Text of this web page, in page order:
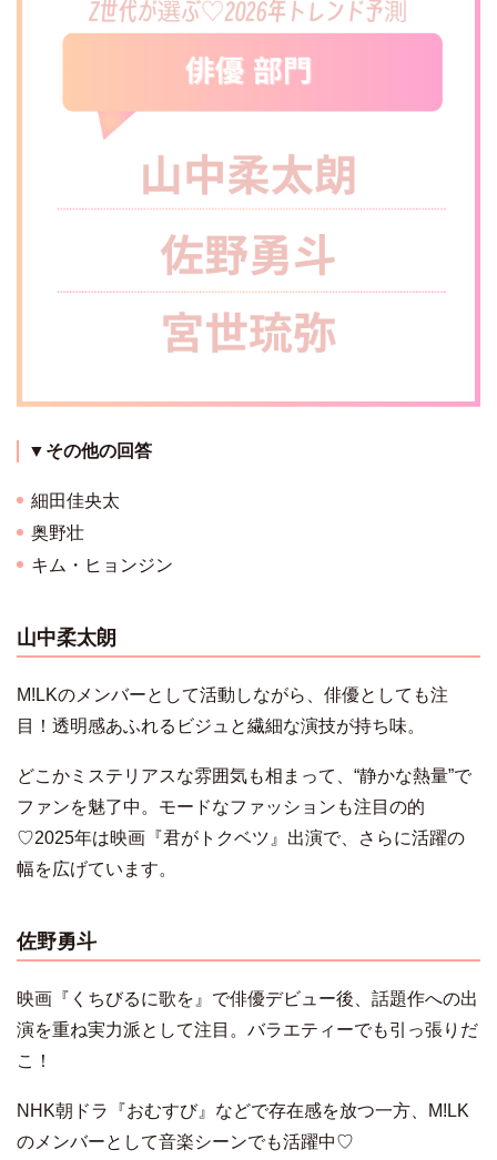
▼その他の回答
細田佳央太
奥野壮
キム・ヒョンジン
山中柔太朗
M!LKのメンバーとして活動しながら、俳優としても注
目！透明感あふれるビジュと繊細な演技が持ち味。
どこかミステリアスな雰囲気も相まって、“静かな熱量”で
ファンを魅了中。モードなファッションも注目の的
♡2025年は映画『君がトクベツ』出演で、さらに活躍の
幅を広げています。
佐野勇斗
映画『くちびるに歌を』で俳優デビュー後、話題作への出
演を重ね実力派として注目。バラエティーでも引っ張りだ
こ！
NHK朝ドラ『おむすび』などで存在感を放つ一方、M!LK
のメンバーとして音楽シーンでも活躍中♡